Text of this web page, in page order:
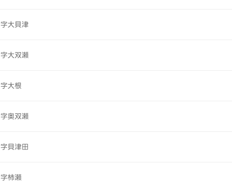
字大貝津
字大双瀬
字大根
字奥双瀬
字貝津田
字柿瀬